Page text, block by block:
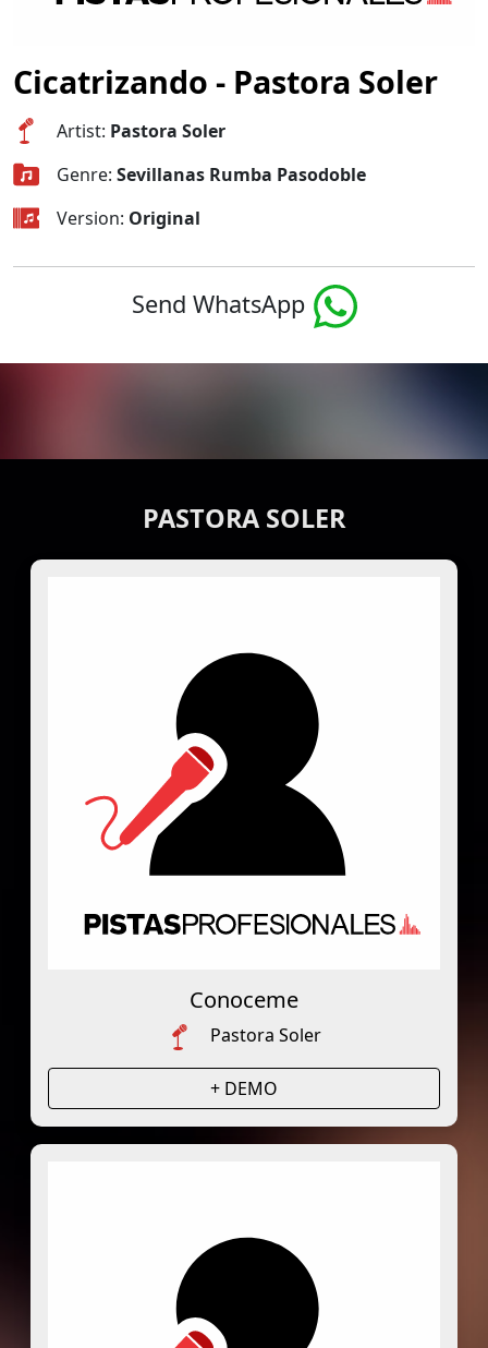
Cicatrizando - Pastora Soler
Artist: Pastora Soler
Genre: Sevillanas Rumba Pasodoble
Version: Original
Send WhatsApp
PASTORA SOLER
Conoceme
Pastora Soler
+ DEMO